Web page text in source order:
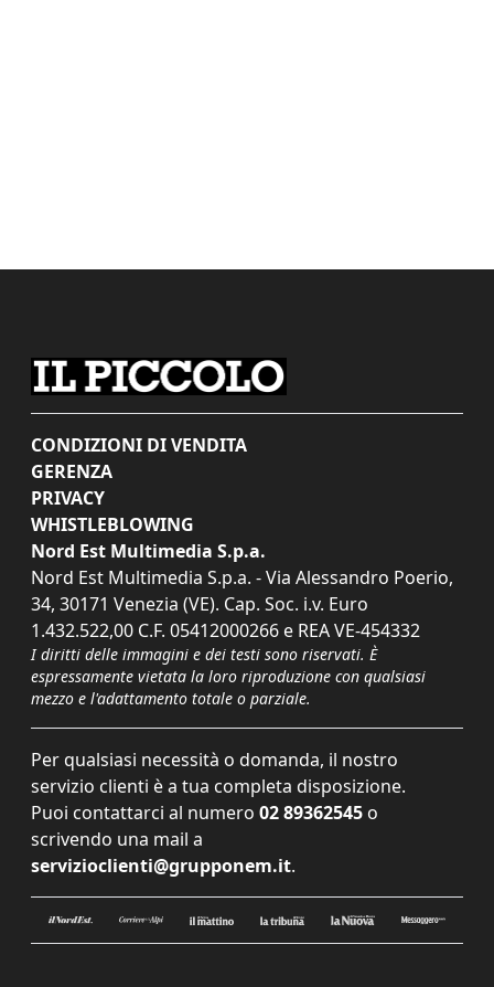
CONDIZIONI DI VENDITA
GERENZA
PRIVACY
WHISTLEBLOWING
Nord Est Multimedia S.p.a.
Nord Est Multimedia S.p.a. - Via Alessandro Poerio,
34, 30171 Venezia (VE). Cap. Soc. i.v. Euro
1.432.522,00 C.F. 05412000266 e REA VE-454332
I diritti delle immagini e dei testi sono riservati. È
espressamente vietata la loro riproduzione con qualsiasi
mezzo e l'adattamento totale o parziale.
Per qualsiasi necessità o domanda, il nostro
servizio clienti è a tua completa disposizione.
Puoi contattarci al numero 02 89362545 o
scrivendo una mail a
servizioclienti@grupponem.it.